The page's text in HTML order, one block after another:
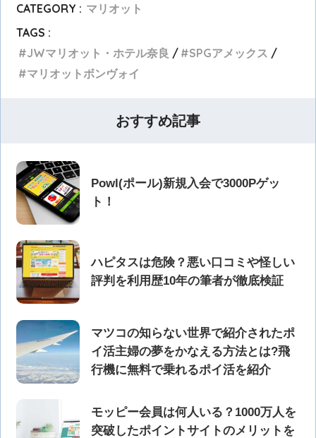
CATEGORY : マリオット
TAGS :
JWマリオット・ホテル奈良
SPGアメックス
マリオットボンヴォイ
おすすめ記事
Powl(ポール)新規入会で3000Pゲッ
ト！
ハピタスは危険？悪い口コミや怪しい
評判を利用歴10年の筆者が徹底検証
マツコの知らない世界で紹介されたポ
イ活主婦の夢をかなえる方法とは?飛
行機に無料で乗れるポイ活を紹介
モッピー会員は何人いる？1000万人を
突破したポイントサイトのメリットを